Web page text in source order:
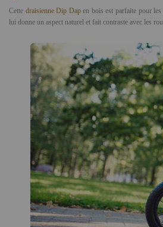
Cette draisienne Dip Dap en bois est parfaite pour
lui donne un aspect naturel et fait contraste avec les